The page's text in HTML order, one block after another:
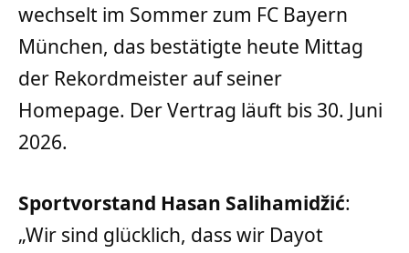
wechselt im Sommer zum FC Bayern
München, das bestätigte heute Mittag
der Rekordmeister auf seiner
Homepage. Der Vertrag läuft bis 30. Juni
2026.
Sportvorstand Hasan Salihamidžić:
„Wir sind glücklich, dass wir Dayot